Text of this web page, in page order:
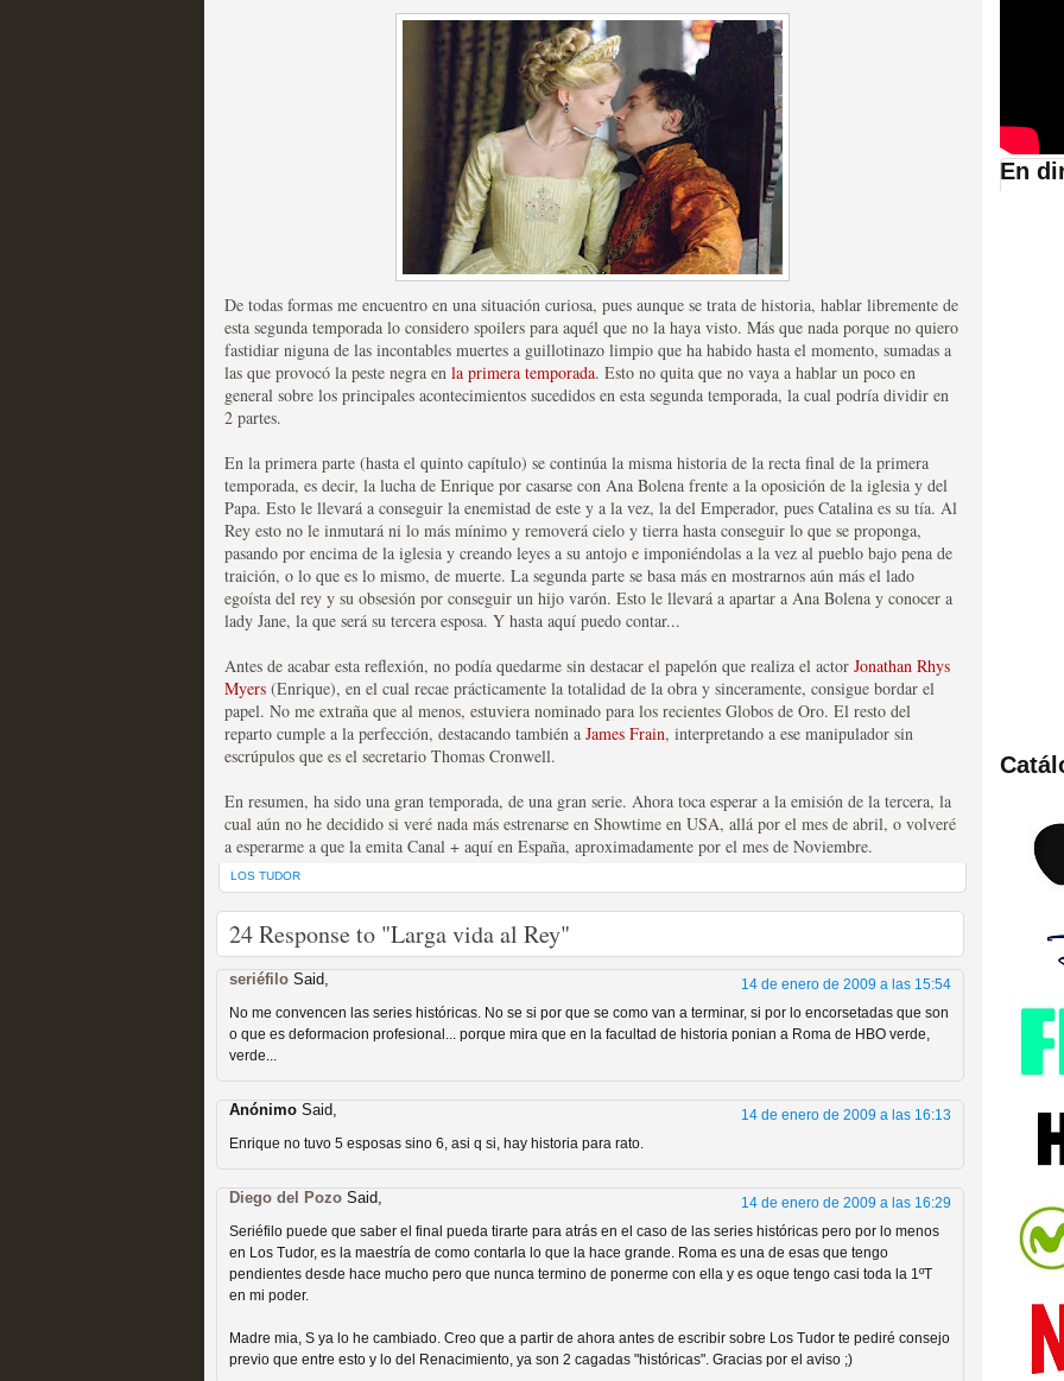
Mi experiencia como usuario de HBO España
Recomendación de la semana
The Get Down o cómo acabar siendo una de las
series más caras de la historia
MOLTISANTI
Recomendación de la semana
Fin de ciclo para las series de viajes en el tiempo
MOLTISANTI
Recomendación de la semana
Taboo es otra miniserie británica que no es
miniserie
MOLTISANTI
Recomendación de la semana
Las temporadas de pilotos de Amazon
De todas formas me encuentro en una situación curiosa, pues aunque se trata de historia, hablar libremente de
esta segunda temporada lo considero spoilers para aquél que no la haya visto. Más que nada porque no quiero
fastidiar niguna de las incontables muertes a guillotinazo limpio que ha habido hasta el momento, sumadas a
las que provocó la peste negra en la primera temporada. Esto no quita que no vaya a hablar un poco en
general sobre los principales acontecimientos sucedidos en esta segunda temporada, la cual podría dividir en
2 partes.
En la primera parte (hasta el quinto capítulo) se continúa la misma historia de la recta final de la primera
temporada, es decir, la lucha de Enrique por casarse con Ana Bolena frente a la oposición de la iglesia y del
Papa. Esto le llevará a conseguir la enemistad de este y a la vez, la del Emperador, pues Catalina es su tía. Al
Rey esto no le inmutará ni lo más mínimo y removerá cielo y tierra hasta conseguir lo que se proponga,
pasando por encima de la iglesia y creando leyes a su antojo e imponiéndolas a la vez al pueblo bajo pena de
traición, o lo que es lo mismo, de muerte. La segunda parte se basa más en mostrarnos aún más el lado
egoísta del rey y su obsesión por conseguir un hijo varón. Esto le llevará a apartar a Ana Bolena y conocer a
lady Jane, la que será su tercera esposa. Y hasta aquí puedo contar...
Antes de acabar esta reflexión, no podía quedarme sin destacar el papelón que realiza el actor Jonathan Rhys
Myers (Enrique), en el cual recae prácticamente la totalidad de la obra y sinceramente, consigue bordar el
papel. No me extraña que al menos, estuviera nominado para los recientes Globos de Oro. El resto del
reparto cumple a la perfección, destacando también a James Frain, interpretando a ese manipulador sin
escrúpulos que es el secretario Thomas Cronwell.
En resumen, ha sido una gran temporada, de una gran serie. Ahora toca esperar a la emisión de la tercera, la
cual aún no he decidido si veré nada más estrenarse en Showtime en USA, allá por el mes de abril, o volveré
a esperarme a que la emita Canal + aquí en España, aproximadamente por el mes de Noviembre.
LOS TUDOR
24 Response to "Larga vida al Rey"
seriéfilo Said,
14 de enero de 2009 a las 15:54
No me convencen las series históricas. No se si por que se como van a terminar, si por lo encorsetadas que son
o que es deformacion profesional... porque mira que en la facultad de historia ponian a Roma de HBO verde,
verde...
Anónimo Said,
14 de enero de 2009 a las 16:13
Enrique no tuvo 5 esposas sino 6, asi q si, hay historia para rato.
Diego del Pozo Said,
14 de enero de 2009 a las 16:29
Seriéfilo puede que saber el final pueda tirarte para atrás en el caso de las series históricas pero por lo menos
en Los Tudor, es la maestría de como contarla lo que la hace grande. Roma es una de esas que tengo
pendientes desde hace mucho pero que nunca termino de ponerme con ella y es oque tengo casi toda la 1ºT
en mi poder.
Madre mia, S ya lo he cambiado. Creo que a partir de ahora antes de escribir sobre Los Tudor te pediré consejo
previo que entre esto y lo del Renacimiento, ya son 2 cagadas "históricas". Gracias por el aviso ;)
En